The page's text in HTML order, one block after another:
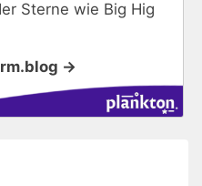
Sterne wie Big Hig
→